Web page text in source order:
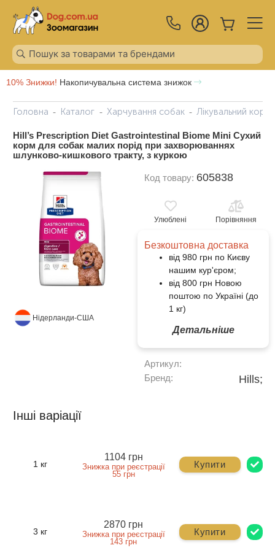
10% Знижки! Накопичувальна система знижок
Головна Каталог Харчування собак Лікувальний
Hill’s Prescription Diet Gastrointestinal Biome Mini Сухий
корм для собак малих порід при захворюваннях
шлунково-кишкового тракту, з куркою
Нідерланди-США
Код товару: 605838
Улюблені Порівняння
Безкоштовна доставка
від 980 грн по Києву
нашим кур'єром;
від 800 грн Новою
поштою по Україні (до
1 кг)
Детальніше
Артикул:
Бренд:
Hills;
Інші варіації
1 кг
1104 грн
Знижка при реєстрації
55 грн
Купити
3 кг
2870 грн
Знижка при реєстрації
143 грн
Купити